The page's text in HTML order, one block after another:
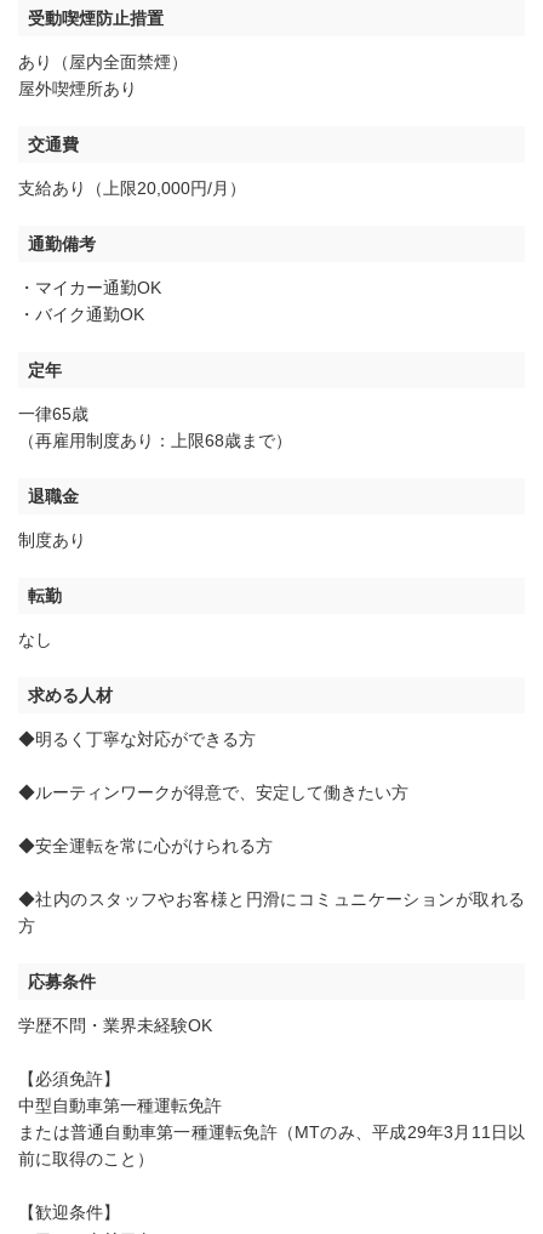
受動喫煙防止措置
あり（屋内全面禁煙）
屋外喫煙所あり
交通費
支給あり（上限20,000円/月）
通勤備考
・マイカー通勤OK
・バイク通勤OK
定年
一律65歳
（再雇用制度あり：上限68歳まで）
退職金
制度あり
転勤
なし
求める人材
◆明るく丁寧な対応ができる方
◆ルーティンワークが得意で、安定して働きたい方
◆安全運転を常に心がけられる方
◆社内のスタッフやお客様と円滑にコミュニケーションが取れる
方
応募条件
学歴不問・業界未経験OK
【必須免許】
中型自動車第一種運転免許
または普通自動車第一種運転免許（MTのみ、平成29年3月11日以
前に取得のこと）
【歓迎条件】